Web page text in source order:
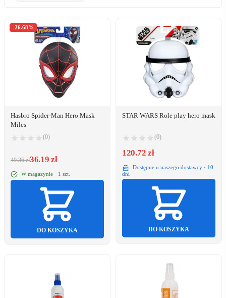
-26.68%
Hasbro Spider-Man Hero Mask
Miles
(0)
49.36 zł36.19 zł
W magazynie · 1 szt.
DO KOSZYKA
STAR WARS Role play hero mask
(0)
120.72 zł
Dostępne u naszego dostawcy · 10
dni
DO KOSZYKA